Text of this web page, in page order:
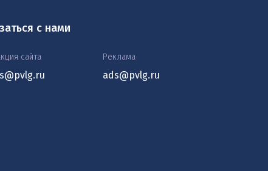
с нами
сайта Реклама
ads@pvlg.ru